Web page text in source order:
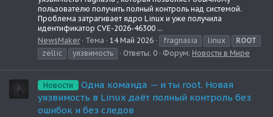
пользователю получить полный контроль над системой.
Проблема затрагивает ядро Linux и уже получила
идентификатор CVE-2026-46300 ...
NewsMaker
Тема 14 Май 2026 fragnasia linux
ROOT
zellic
уязвимость Ответы: 0 Форум: Новости в Мире
Новости
Одна команда — и ты root. Новая
уязвимость в Linux даёт полный контроль без
ошибок и без следов